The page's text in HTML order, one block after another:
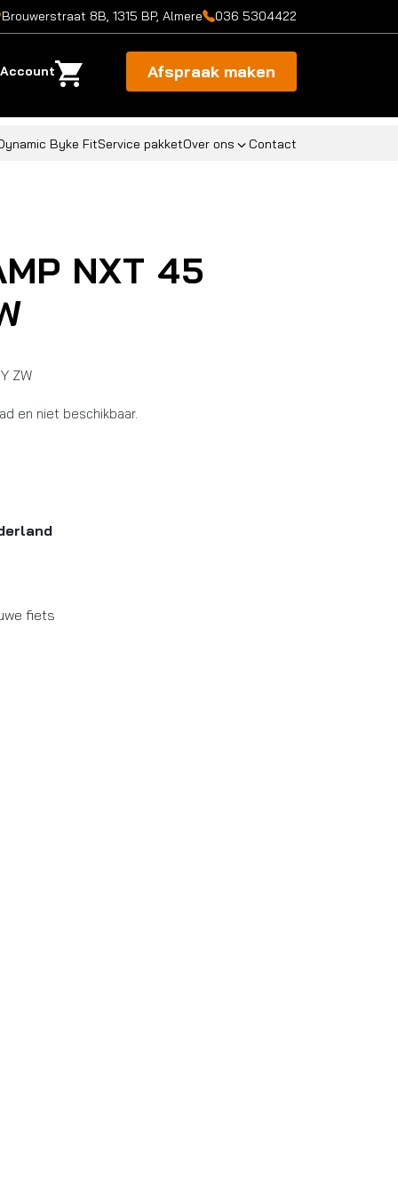
Brouwerstraat 8B, 1315 BP, Almere 036 5304422
Account Afspraak maken
Byke FitService pakketOver ons Contact
NXT 45
ZW
en niet beschikbaar.
fiets